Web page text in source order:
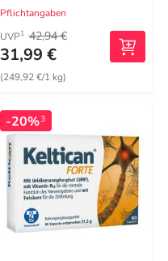
Pflichtangaben
UVP1 42,94 €
31,99 €
(249,92 €/1 kg)
-20%3